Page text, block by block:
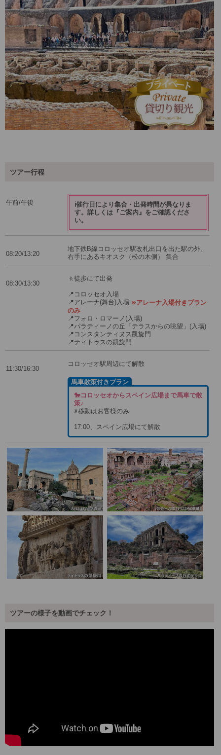
ツアー行程
午前/午後
ℹ️催行日により集合・出発時間が異なりま
す。詳しくは『ご案内』をご確認くださ
い。
08:20/13:20
地下鉄B線コロッセオ駅改札出口を出た駅の外、
右手にあるキオスク（松の木側） 集合
08:30/13:30
🚶徒歩にて出発
📍コロッセオ入場
📍アレーナ(舞台)入場 ※アレーナ入場付きプラン
のみ
📍フォロ・ロマーノ(入場)
📍パラティーノの丘「テラスからの眺望」(入場)
📍コンスタンティヌス凱旋門
📍ティトゥスの凱旋門
11:30/16:30
コロッセオ駅周辺にて解散
馬車散策付きプラン
🐎コロッセオからスペイン広場まで馬車で散
策♪
※移動はお客様のみ
17:00、スペイン広場にて解散
ツアーの様子を動画でチェック！